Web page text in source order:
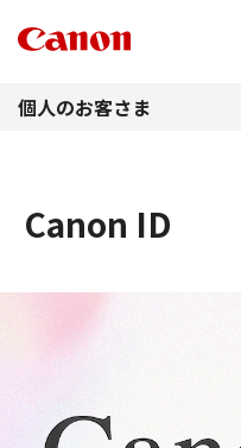
個人のお客さま
Canon ID